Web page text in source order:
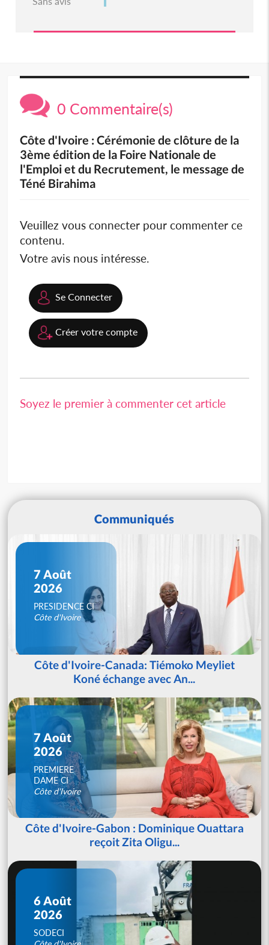
0 Commentaire(s)
Côte d'Ivoire : Cérémonie de clôture de la
3ème édition de la Foire Nationale de
l'Emploi et du Recrutement, le message de
Téné Birahima
Veuillez vous connecter pour commenter ce
contenu.
Votre avis nous intéresse.
Se Connecter
Créer votre compte
Soyez le premier à commenter cet article
Communiqués
7 Août
2026
PRESIDENCE CI
Côte d'Ivoire
Côte d'Ivoire-Canada: Tiémoko Meyliet
Koné échange avec An...
7 Août
2026
PREMIERE
DAME CI
Côte d'Ivoire
Côte d'Ivoire-Gabon : Dominique Ouattara
reçoit Zita Oligu...
6 Août
2026
SODECI